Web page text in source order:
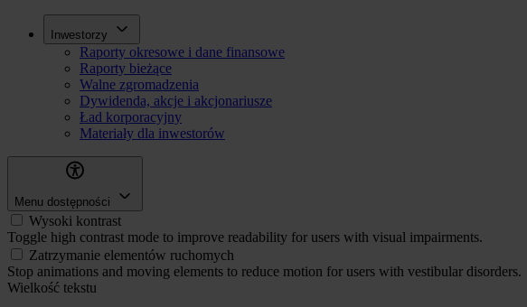
Inwestorzy
Raporty okresowe i dane finansowe
Raporty bieżące
Walne zgromadzenia
Dywidenda, akcje i akcjonariusze
Ład korporacyjny
Materiały dla inwestorów
Menu dostępności
Wysoki kontrast
Toggle high contrast mode to improve readability for users with visual impairments.
Zatrzymanie elementów ruchomych
Stop animations and moving elements to reduce motion for users with vestibular disorders.
Wielkość tekstu